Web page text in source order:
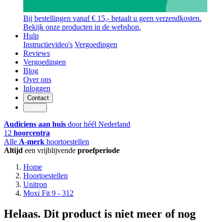
Bij bestellingen vanaf € 15,- betaalt u geen verzendkosten.
Bekijk onze producten in de webshop.
Hulp
Instructievideo's Vergoedingen
Reviews
Vergoedingen
Blog
Over ons
Inloggen
Contact
Audiciens aan huis door héél Nederland
12 hoorcentra
Alle A-merk hoortoestellen
Altijd een vrijblijvende proefperiode
Home
Hoortoestellen
Unitron
Moxi Fit 9 - 312
Helaas. Dit product is niet meer of nog